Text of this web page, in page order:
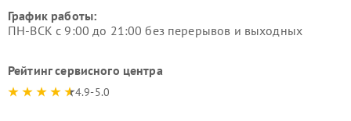
График работы:
ПН-ВСК с 9:00 до 21:00 без перерывов и выходных
Рейтинг сервисного центра
4.9-5.0